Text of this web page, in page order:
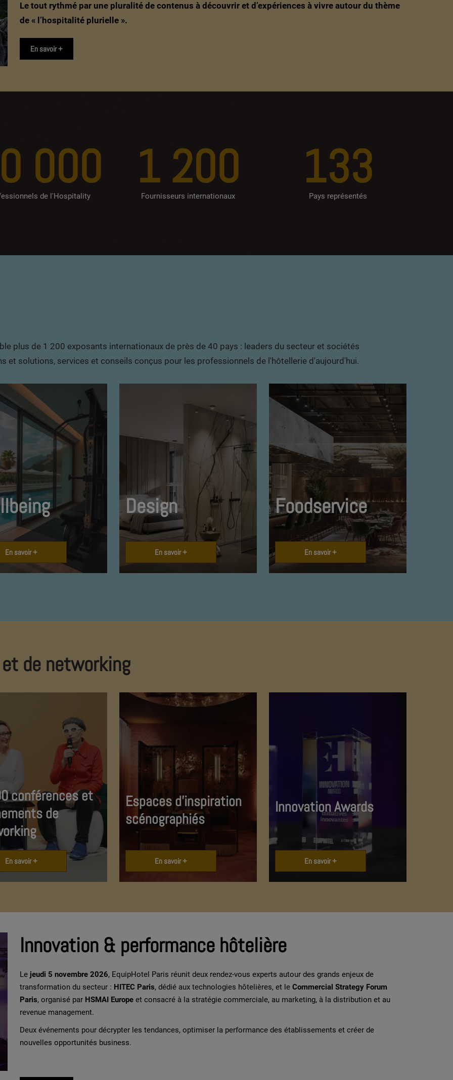
Le tout rythmé par une pluralité de contenus à découvrir et d’expériences à vivre autour du thème
de « l’hospitalité plurielle ».
En savoir +
000
de l'Hospitality 1 200
Fournisseurs internationaux 133
Pays représentés
plus de 1 200 exposants internationaux de près de 40 pays : leaders du secteur et sociétés
et solutions, services et conseils conçus pour les professionnels de l'hôtellerie d'aujourd'hui.
En savoir +
Design
En savoir +
Foodservice
En savoir +
de networking
conférences et
de
En savoir +
Espaces d'inspiration
scénographiés
En savoir +
Innovation Awards
En savoir +
Innovation & performance hôtelière
Lejeudi 5 novembre 2026, EquipHotel Paris réunit deux rendez-vous experts autour des grands enjeux de
transformation du secteur : HITEC Paris, dédié aux technologies hôtelières, et le Commercial Strategy Forum
Paris, organisé par HSMAI Europeet consacré à la stratégie commerciale, au marketing, à la distribution et au
revenue management.
Deux événements pour décrypter les tendances, optimiser la performance des établissements et créer de
nouvelles opportunités business.